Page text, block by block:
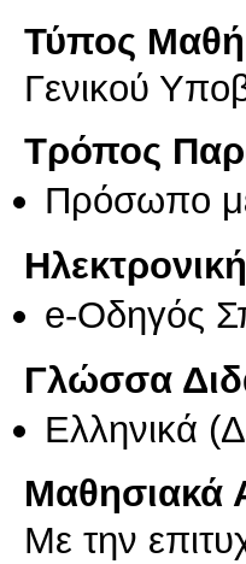
Τύπος
Γενικού
Τρόπος
Πρόσωπο
e-Οδηγός
Γλώσσα
Ελληνικά
Μαθησιακά
Με την